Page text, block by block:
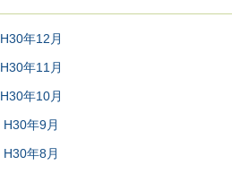
H30年12月
H30年11月
H30年10月
H30年9月
H30年8月